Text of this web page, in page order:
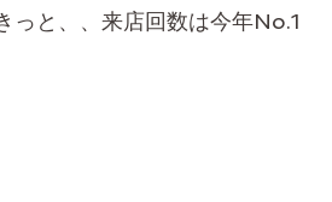
っと、、来店回数は今年No.1